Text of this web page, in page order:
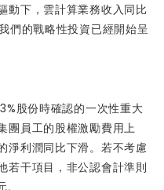
動下，雲計算業務收入同比
們的戰略性投資已經開始呈
股份時確認的一次性重大
團員工的股權激勵費用上
淨利潤同比下滑。若不考慮
若干項目，非公認會計準則